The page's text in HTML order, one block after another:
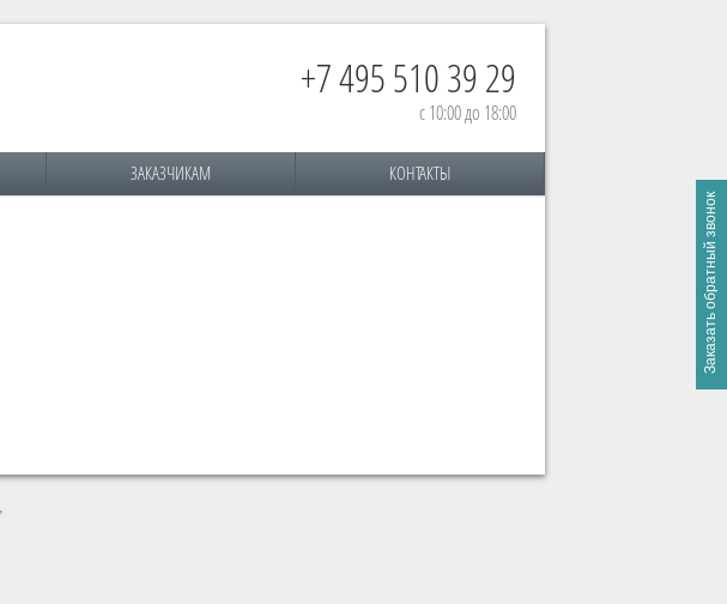
+7 495 510 39 29
с 10:00 до 18:00
ЗАКАЗЧИКАМ КОНТАКТЫ